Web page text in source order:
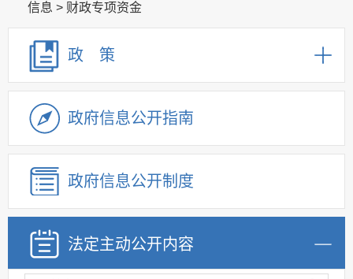
信息 > 财政专项资金
政 策
政府信息公开指南
政府信息公开制度
法定主动公开内容